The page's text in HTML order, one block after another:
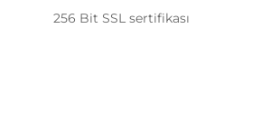
256 Bit SSL sertifikası